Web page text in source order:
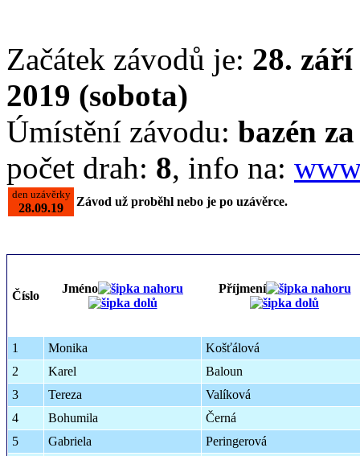
Začátek závodů je: 28. září
2019 (sobota)
Úmístění závodu: bazén
počet drah: 8, info na:
den uzávěrky
28.09.19 Závod už proběhl nebo je po uzávěrce.
Číslo
Jméno Příjmení
1 Monika
Košťálová
2
Karel
Baloun
3
Tereza
Valíková
4
Bohumila
Černá
5
Gabriela
Peringerová